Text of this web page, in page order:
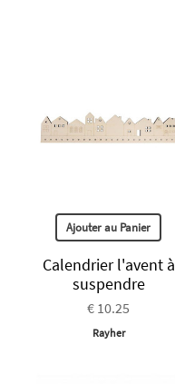
Ajouter au Panier
Calendrier l'avent à
suspendre
€ 10.25
Rayher